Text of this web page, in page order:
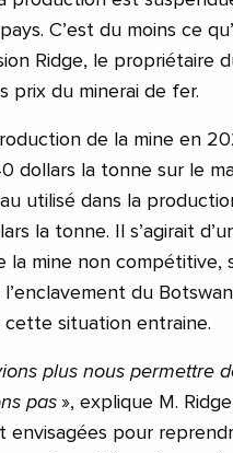
C’est du moins ce
Ridge, le propriétaire
prix du minerai de fer.
de la mine en
dollars la tonne sur le
utilisé dans la
la tonne. Il s’agirait
la mine non
du
situation entraine.
plus nous permettre
pas », explique M.
envisagées pour